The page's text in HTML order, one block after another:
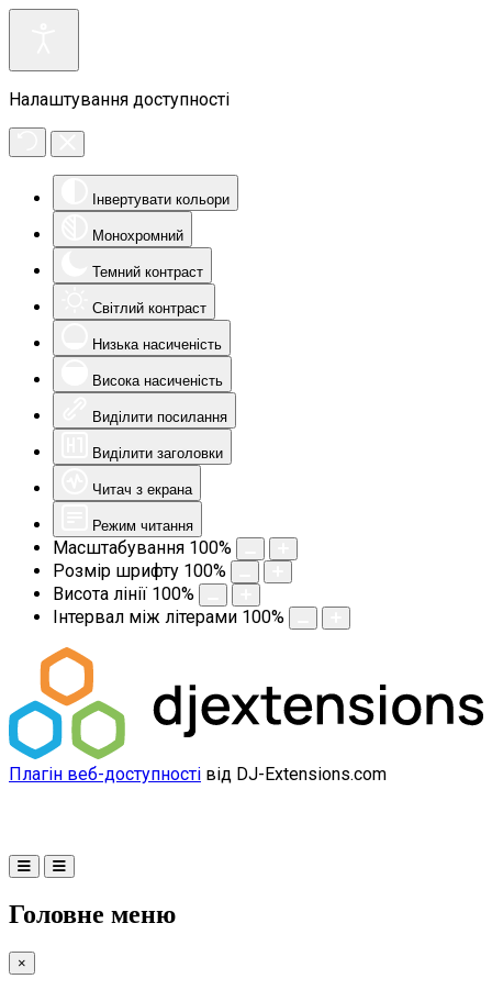
Налаштування доступності
Інвертувати кольори
Монохромний
Темний контраст
Світлий контраст
Низька насиченість
Висока насиченість
Виділити посилання
Виділити заголовки
Читач з екрана
Режим читання
Масштабування 100%
Розмір шрифту 100%
Висота лінії 100%
Інтервал між літерами 100%
Плагін веб-доступності від DJ-Extensions.com
Головне меню
×